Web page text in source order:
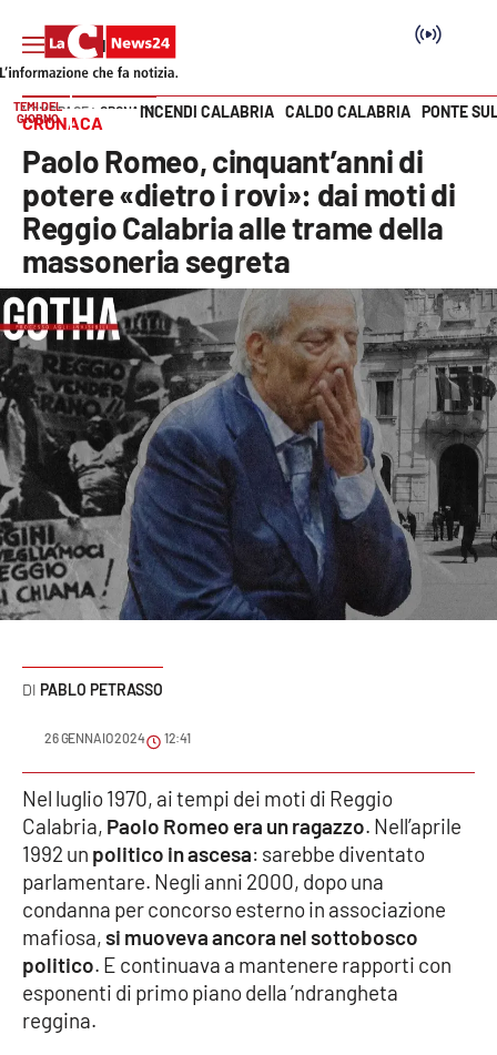
SEZIONI
Cronaca
Politica
Attualità
Economia e lavoro
Italia Mondo
Sanità
Sport
Cultura
Podcast
Meteo
Editoriali
VIDEO
Ambiente
Cronaca
Vai
TEMI DEL
GIORNO
INCENDI CALABRIA CALDO CALABRIA PONTE
HOME PAGE CRONACA
CRONACA
Paolo Romeo, cinquant’anni di
potere «dietro i rovi»: dai moti di
Reggio Calabria alle trame della
massoneria segreta
PABLO PETRASSO
26 GENNAIO 2024 12:41
Nel luglio 1970, ai tempi dei moti di Reggio
Calabria, Paolo Romeo era un ragazzo. Nell’aprile
1992 un politico in ascesa: sarebbe diventato
parlamentare. Negli anni 2000, dopo una
condanna per concorso esterno in associazione
mafiosa,si muoveva ancora nel sottobosco
politico. E continuava a mantenere rapporti con
esponenti di primo piano della ’ndrangheta
reggina.